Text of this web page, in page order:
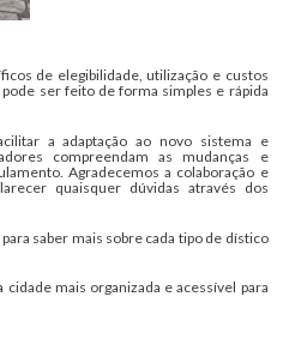
de elegibilidade, utilização e custos
ser feito de forma simples e rápida
a adaptação ao novo sistema e
compreendam as mudanças e
Agradecemos a colaboração e
quaisquer dúvidas através dos
saber mais sobre cada tipo de dístico
mais organizada e acessível para